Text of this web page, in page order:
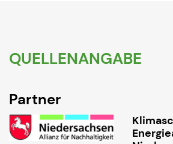
QUELLENANGABE
Partner